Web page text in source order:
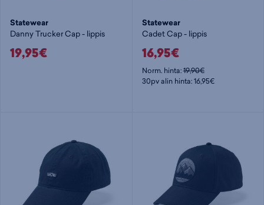
Statewear
Danny Trucker Cap - lippis
19,95€
Statewear
Cadet Cap - lippis
16,95€
Norm. hinta:19,90€
30pv alin hinta: 16,95€